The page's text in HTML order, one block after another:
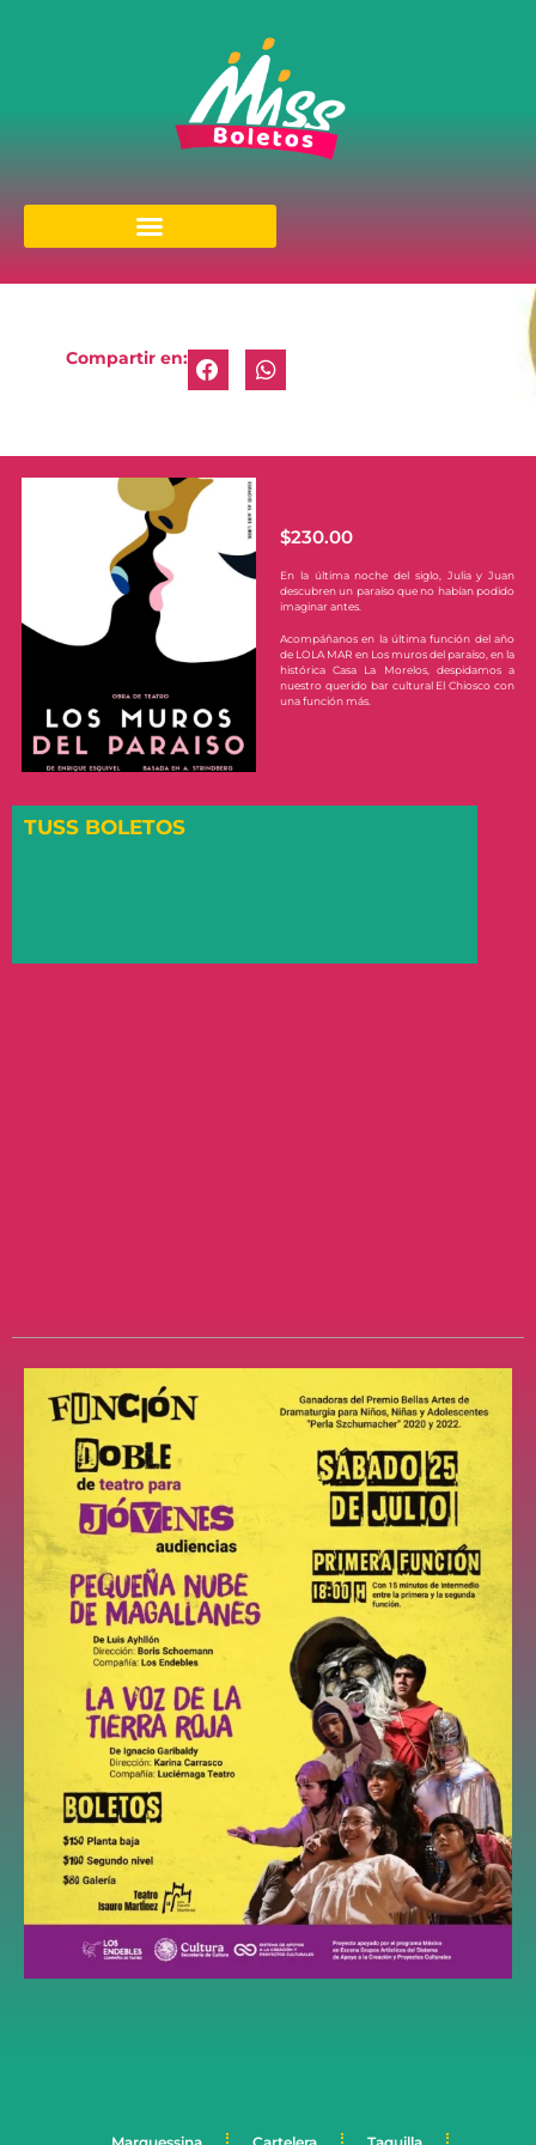
Compartir en:
$230.00
En la última noche del siglo, Julia y Juan
descubren un paraíso que no habían podido
imaginar antes.
Acompáñanos en la última función del año
de LOLA MAR en Los muros del paraíso, en la
histórica Casa La Morelos, despidamos a
nuestro querido bar cultural El Chiosco con
una función más.
TUSS BOLETOS